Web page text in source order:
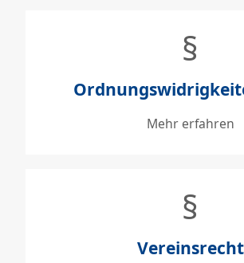
§
Mehr erfahren
§
Vereinsrecht